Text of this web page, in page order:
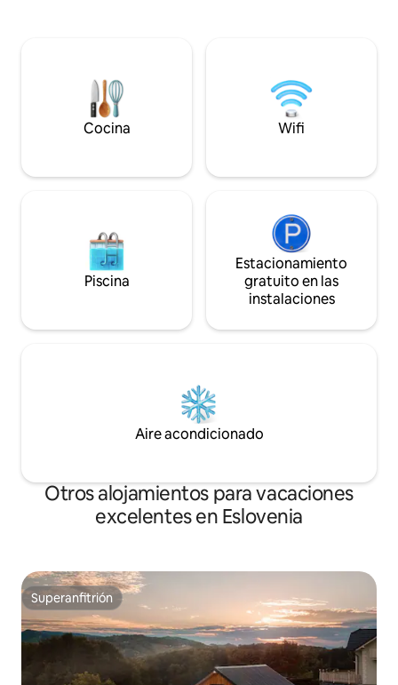
gratuito, cobertura wifi, aire
acondicionado, ventilador, entrada
autónoma y acceso al jardín.
montañas. ¡Te
santuario! ID de
Cocina Wifi
Piscina
Estacionamiento
gratuito en las
instalaciones
Aire acondicionado
Otros alojamientos para vacaciones
excelentes en Eslovenia
Superanfitrión
Superanfitrión